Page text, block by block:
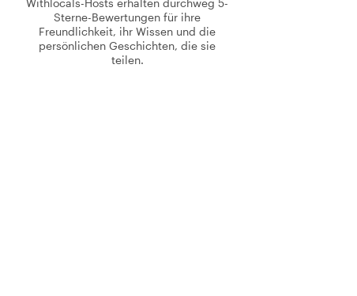
Withlocals-Hosts erhalten durchweg 5-
Sterne-Bewertungen für ihre
Freundlichkeit, ihr Wissen und die
persönlichen Geschichten, die sie
teilen.